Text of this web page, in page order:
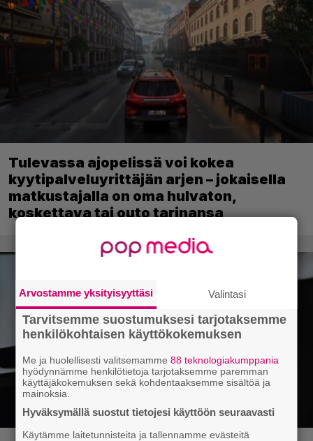
Tulevassa ajopelissä voi kokea
kyytipalveluyrittäjän arjen – jokaisella
matkustajalla on oma hulvaton,
koskettava tai outo tarinansa
Arvostamme yksityisyyttäsi Valintasi
Tarvitsemme suostumuksesi tarjotaksemme
henkilökohtaisen käyttökokemuksen
Me ja huolellisesti valitsemamme88 teknologiakumppania
hyödynnämme henkilötietoja tarjotaksemme paremman
käyttäjäkokemuksen sekä kohdentaaksemme sisältöä ja
mainoksia.
Hyväksymällä suostut tietojesi käyttöön seuraavasti
Käytämme laitetunnisteita ja tallennamme evästeitä